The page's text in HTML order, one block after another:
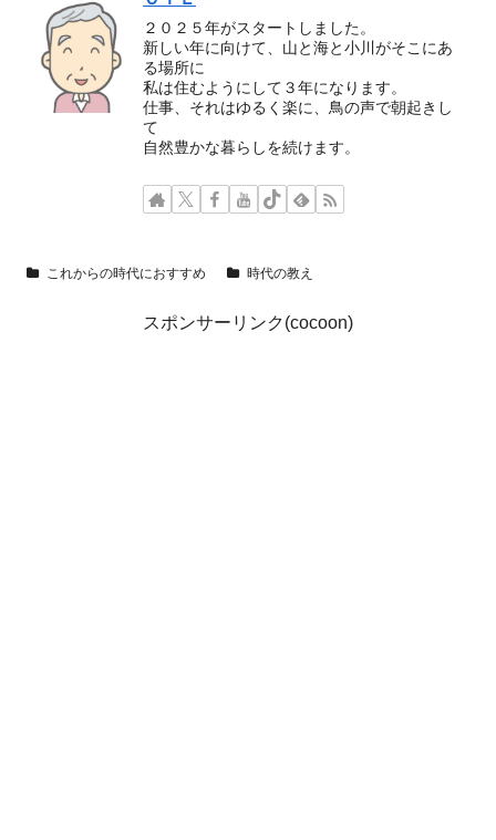
２０２５年がスタートしました。
新しい年に向けて、山と海と小川がそこにあ
る場所に
私は住むようにして３年になります。
仕事、それはゆるく楽に、鳥の声で朝起きし
て
自然豊かな暮らしを続けます。
これからの時代におすすめ 時代の教え
スポンサーリンク(cocoon)